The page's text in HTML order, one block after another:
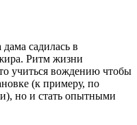
садилась в
Ритм жизни
учиться вождению чтобы
(к примеру, по
но и стать опытными